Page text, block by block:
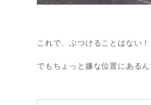
これで、ぶつけることはない
でもちょっと嫌な位置にある